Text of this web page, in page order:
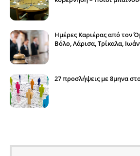
Ημέρες Καριέρας από τον
Βόλο, Λάρισα, Τρίκαλα,
27 προσλήψεις με 8μηνα